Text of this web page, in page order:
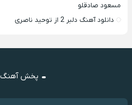
مسعود صادقلو
دانلود آهنگ دلبر 2 از توحید ناصری
پخش آهنگ